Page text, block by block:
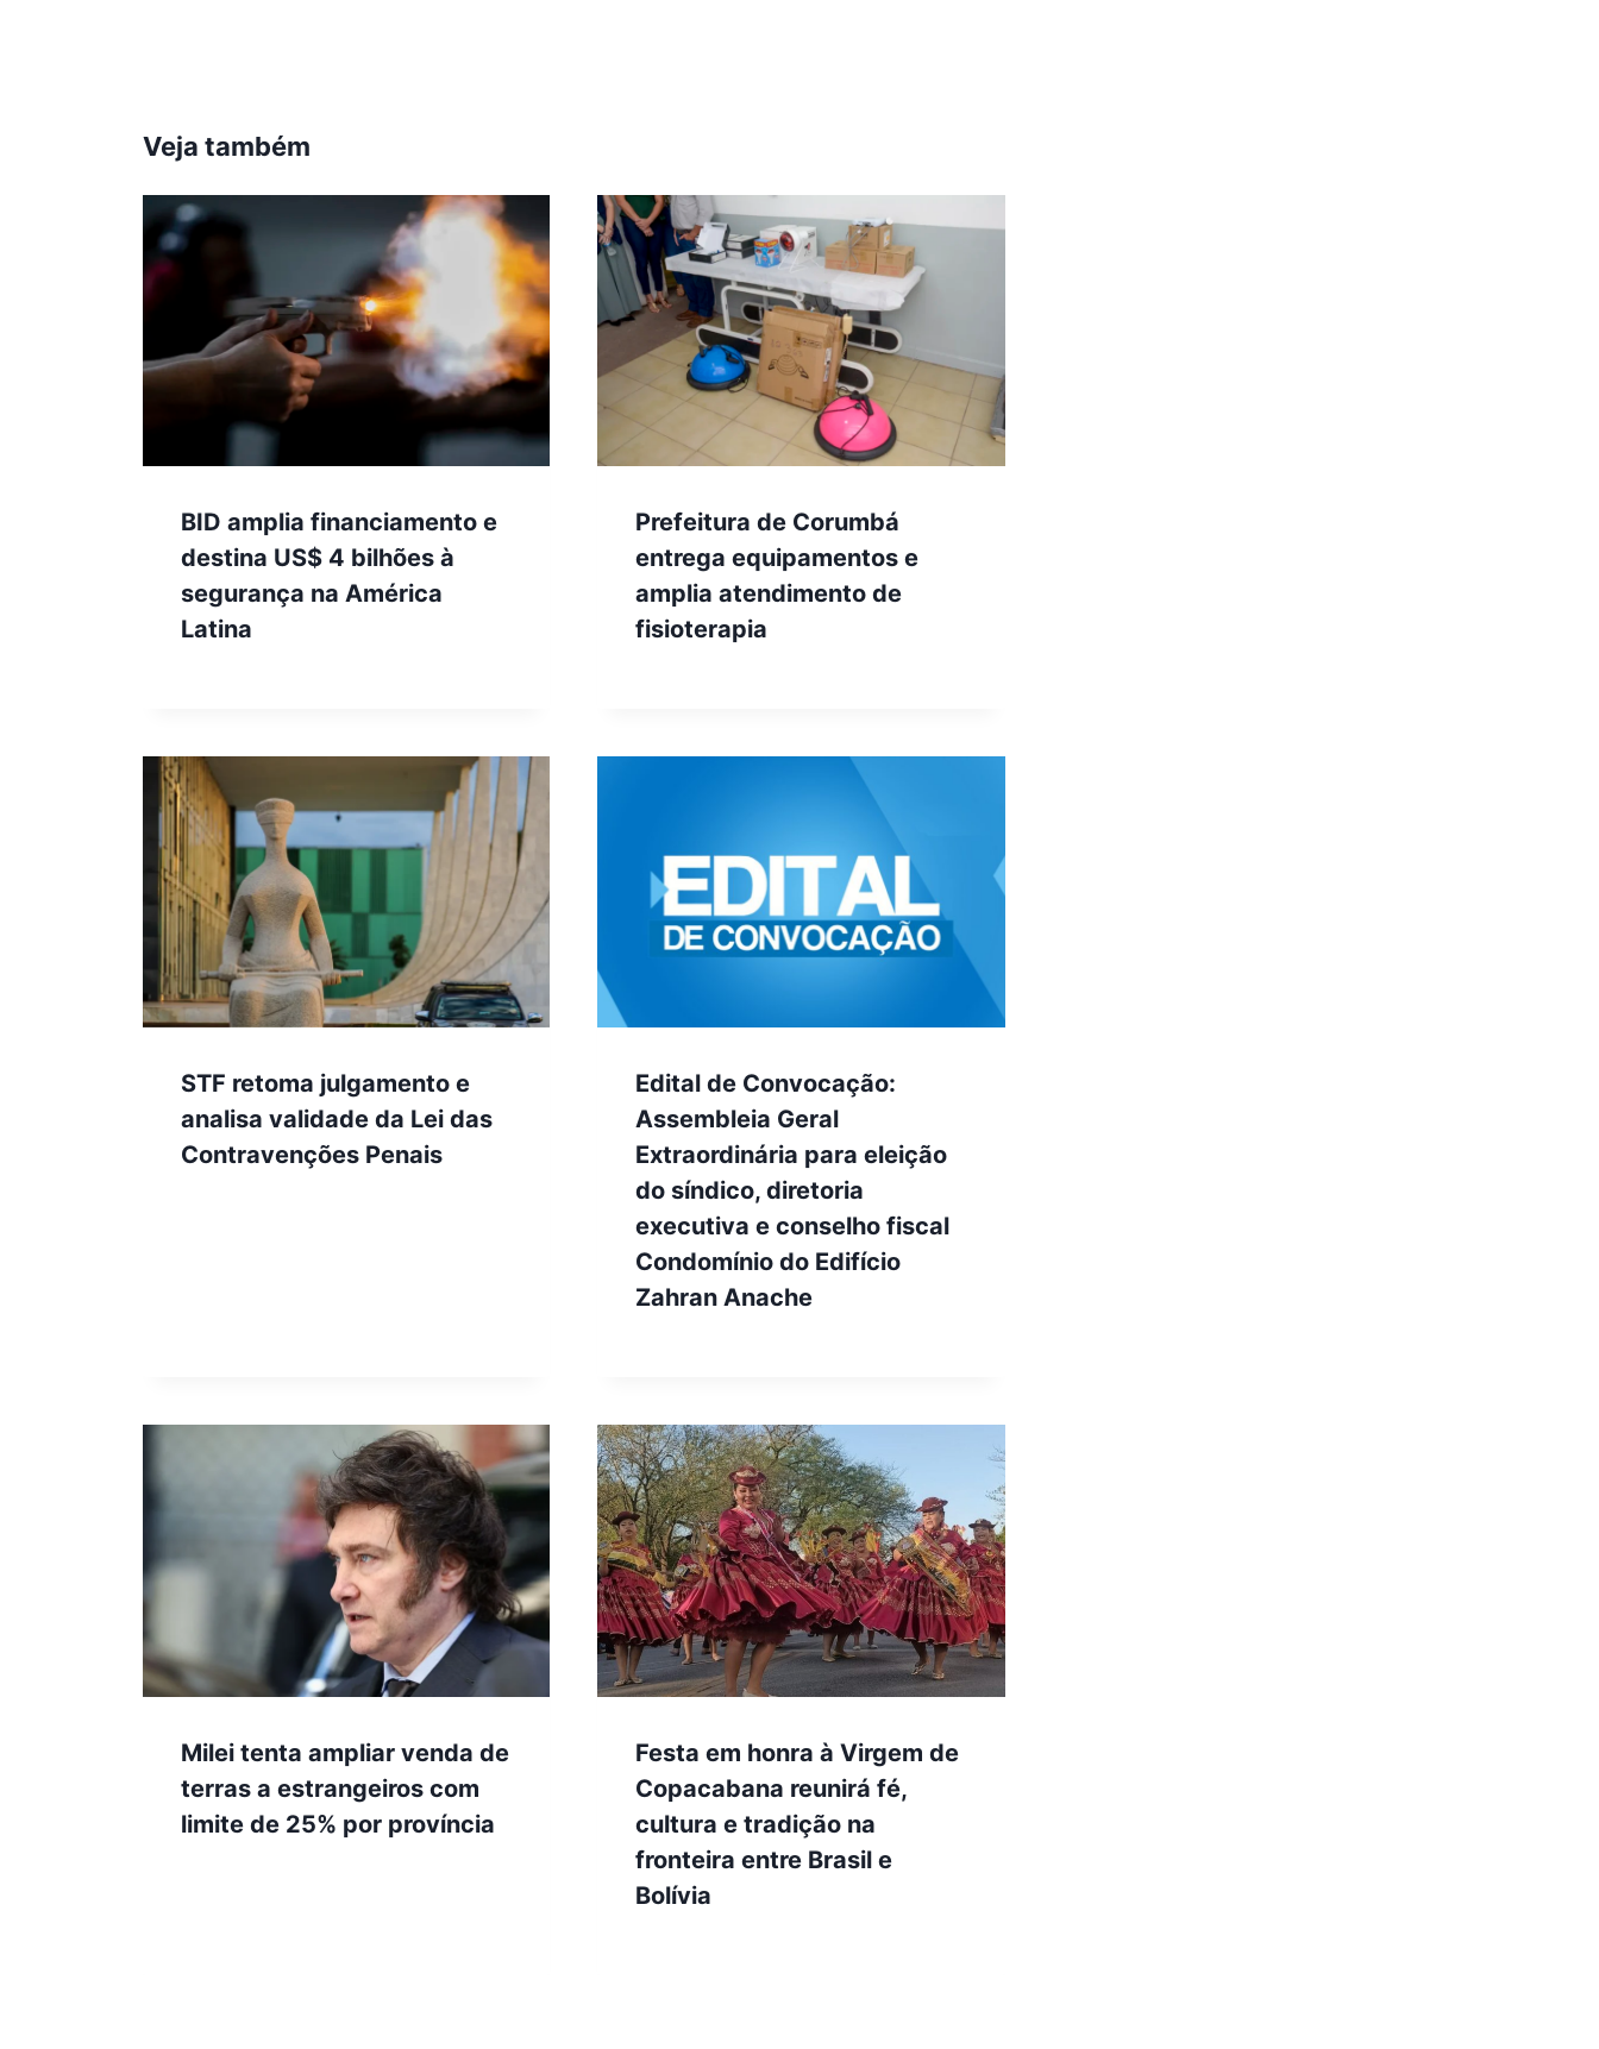
Veja também
BID amplia financiamento e
destina US$ 4 bilhões à
segurança na América
Latina
Prefeitura de Corumbá
entrega equipamentos e
amplia atendimento de
fisioterapia
STF retoma julgamento e
analisa validade da Lei das
Contravenções Penais
Edital de Convocação:
Assembleia Geral
Extraordinária para eleição
do síndico, diretoria
executiva e conselho fiscal
Condomínio do Edifício
Zahran Anache
Milei tenta ampliar venda de
terras a estrangeiros com
limite de 25% por província
Festa em honra à Virgem de
Copacabana reunirá fé,
cultura e tradição na
fronteira entre Brasil e
Bolívia